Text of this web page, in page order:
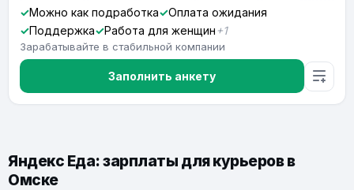
Можно как подработка
Оплата ожидания
Поддержка
Работа для женщин +1
Зарабатывайте в стабильной компании
Заполнить анкету
Яндекс Еда: зарплаты для курьеров в
Омске